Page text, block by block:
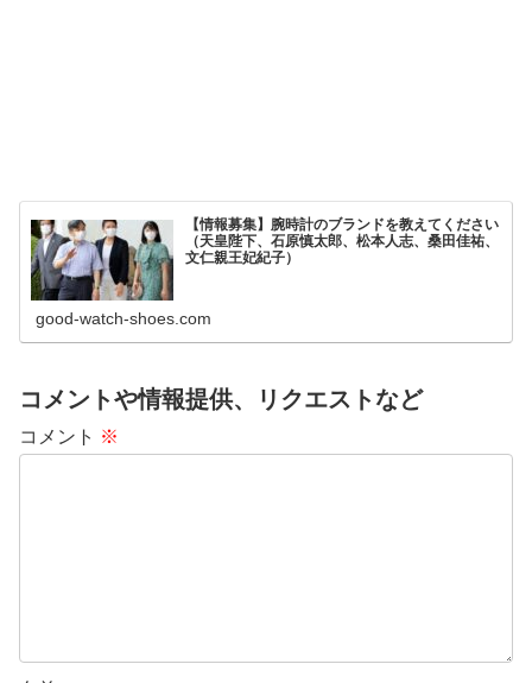
【情報募集】腕時計のブランドを教えてください
（天皇陛下、石原慎太郎、松本人志、桑田佳祐、
文仁親王妃紀子）
good-watch-shoes.com
コメントや情報提供、リクエストなど
コメント ※